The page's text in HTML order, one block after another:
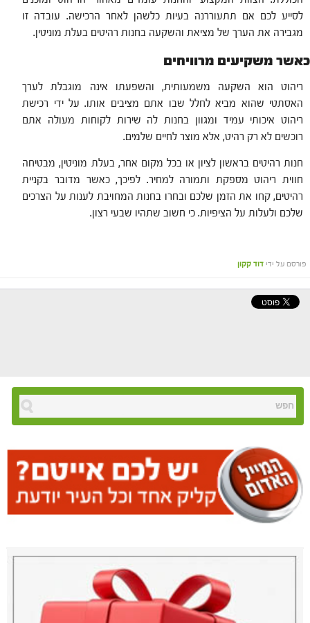
לסייע לכם אם תתעוררנה בעיות כלשהן לאחר הרכישה. עובדה זו
מגבירה את הערך של מציאת והשקעה בחנות רהיטים בעלת מוניטין.
כאשר משקיעים מרוויחים
ריהוט הוא השקעה משמעותית, והשפעתו אינה מוגבלת לערך
האסתטי שהוא מביא לחלל שבו אתם מציבים אותו. על ידי רכישת
ריהוט איכותי עמיד ומגוון בחנות לה שירות לקוחות מעולה אתם
רוכשים לא רק רהיט, אלא מוצר לחיים שלמים.
חנות רהיטים בראשון לציון או בכל מקום אחר, בעלת מוניטין, מבטיחה
חווית ריהוט מספקת ותמורה למחיר. לפיכך, כאשר מדובר בקניית
רהיטים, קחו את הזמן שלכם ובחרו בחנות המחויבת לענות על הצרכים
שלכם ולעלות על הציפיות. כי חשוב שתהיו שבעי רצון.
פורסם על ידי דוד קקון